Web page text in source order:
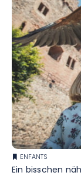
ENFANTS
Ein bisschen